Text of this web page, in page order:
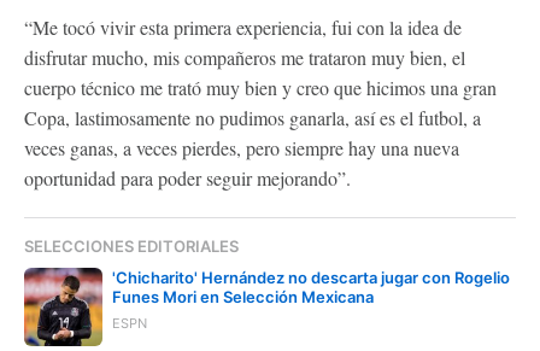
“Me tocó vivir esta primera experiencia, fui con la idea de
disfrutar mucho, mis compañeros me trataron muy bien, el
cuerpo técnico me trató muy bien y creo que hicimos una gran
Copa, lastimosamente no pudimos ganarla, así es el futbol, a
veces ganas, a veces pierdes, pero siempre hay una nueva
oportunidad para poder seguir mejorando”.
SELECCIONES EDITORIALES
'Chicharito' Hernández no descarta jugar con Rogelio
Funes Mori en Selección Mexicana
ESPN